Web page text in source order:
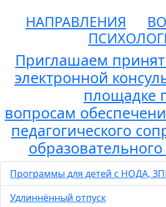
НАПРАВЛЕНИЯ
Приглашаем
электронной
площадке
вопросам
педагогического
Программы для детей с НОДА,
Удлиннённый отпуск